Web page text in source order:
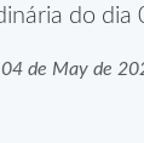
do
de May de